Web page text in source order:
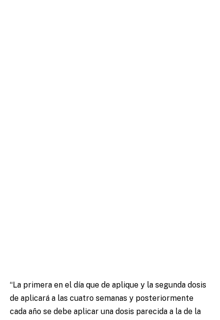
“La primera en el día que de aplique y la segunda dosis
de aplicará a las cuatro semanas y posteriormente
cada año se debe aplicar una dosis parecida a la de la